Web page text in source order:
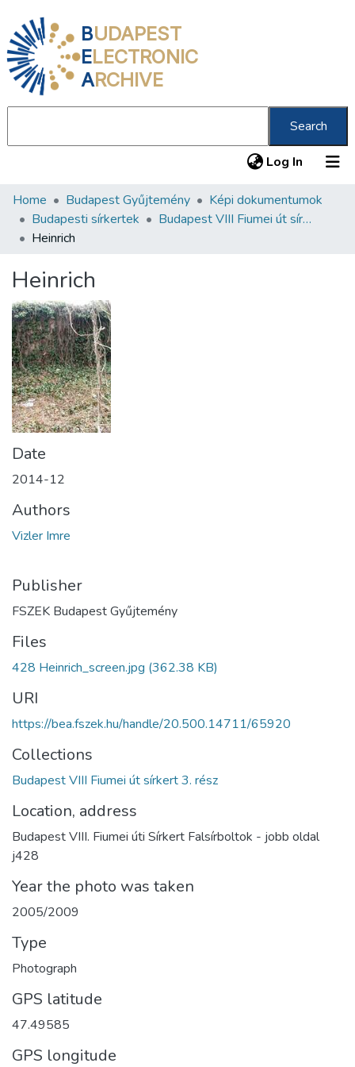
BUDAPEST
ELECTRONIC
ARCHIVE
Search
Log In (current)
Communities & Collections
All of DSpace
About us
Home Budapest Gyűjtemény
Képi dokumentumok
Budapesti sírkertek
Budapest VIII Fiumei út sírkert 3. rész
Heinrich
Heinrich
Date
2014-12
Authors
Vizler Imre
Publisher
FSZEK Budapest Gyűjtemény
Files
428 Heinrich_screen.jpg (362.38 KB)
URI
https://bea.fszek.hu/handle/20.500.14711/65920
Collections
Budapest VIII Fiumei út sírkert 3. rész
Location, address
Budapest VIII. Fiumei úti Sírkert Falsírboltok - jobb oldal
j428
Year the photo was taken
2005/2009
Type
Photograph
GPS latitude
47.49585
GPS longitude